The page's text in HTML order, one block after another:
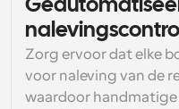
Zorg ervoor dat elke
voor naleving van de
waardoor